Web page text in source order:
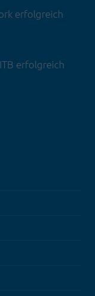
erfolgreich
erfolgreich